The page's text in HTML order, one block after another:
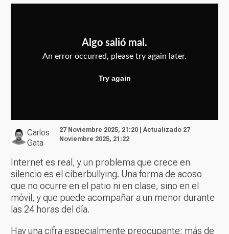
Carlos
Gata
27 Noviembre 2025, 21:20 | Actualizado 27
Noviembre 2025, 21:22
Internet es real, y un problema que crece en
silencio es el ciberbullying. Una forma de acoso
que no ocurre en el patio ni en clase, sino en el
móvil, y que puede acompañar a un menor durante
las 24 horas del día.
Hay una cifra especialmente preocupante: más de